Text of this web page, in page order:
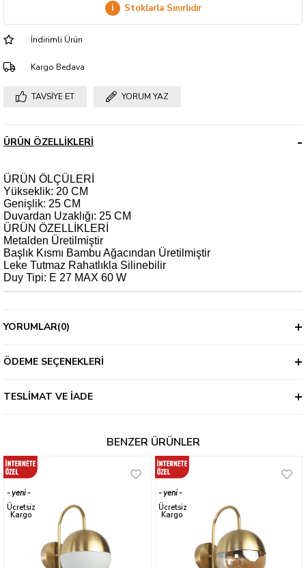
i Stoklarla Sınırlıdır
İndirimli Ürün
Kargo Bedava
TAVSIYE ET YORUM YAZ
ÜRÜN ÖZELLIKLERI
ÜRÜN ÖLÇÜLERİ
Yükseklik: 20 CM
Genişlik: 25 CM
Duvardan Uzaklığı: 25 CM
ÜRÜN ÖZELLİKLERİ
Metalden Üretilmiştir
Başlık Kısmı Bambu Ağacından Üretilmiştir
Leke Tutmaz Rahatlıkla Silinebilir
Duy Tipi: E 27 MAX 60 W
YORUMLAR(0)
ÖDEME SEÇENEKLERI
TESLIMAT VE İADE
BENZER ÜRÜNLER
yeni
ürün
Ücretsiz
Kargo
yeni
ürün
Ücretsiz
Kargo